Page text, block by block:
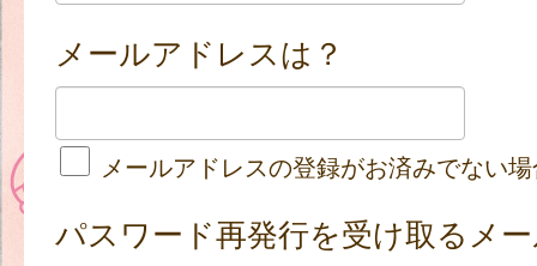
メールアドレスは？
メールアドレスの登録がお済みでない
パスワード再発行を受け取るメ